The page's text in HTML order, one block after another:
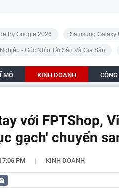
By Google 2026 Samsung Galaxy
- Góc Nhìn Tài Sản Và Gia Sản
MÔ KINH DOANH CÔNG
với FPTShop,
gạch' chuyển
PM | KINH DOANH